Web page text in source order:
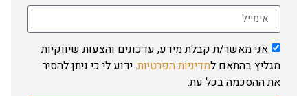
אני מאשר/ת קבלת מידע, עדכונים והצעות שיווקיות
מגליץ בהתאם למדיניות הפרטיות. ידוע לי כי ניתן להסיר
את ההסכמה בכל עת.